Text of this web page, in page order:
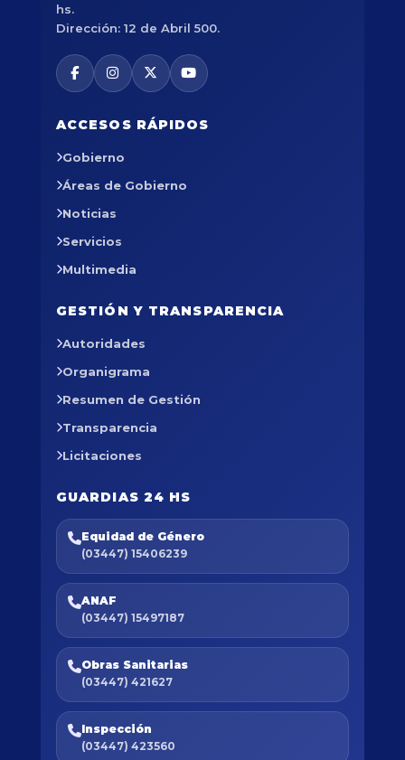
hs.
Dirección: 12 de Abril 500.
ACCESOS RÁPIDOS
Gobierno
Áreas de Gobierno
Noticias
Servicios
Multimedia
GESTIÓN Y TRANSPARENCIA
Autoridades
Organigrama
Resumen de Gestión
Transparencia
Licitaciones
GUARDIAS 24 HS
Equidad de Género
(03447) 15406239
ANAF
(03447) 15497187
Obras Sanitarias
(03447) 421627
Inspección
(03447) 423560